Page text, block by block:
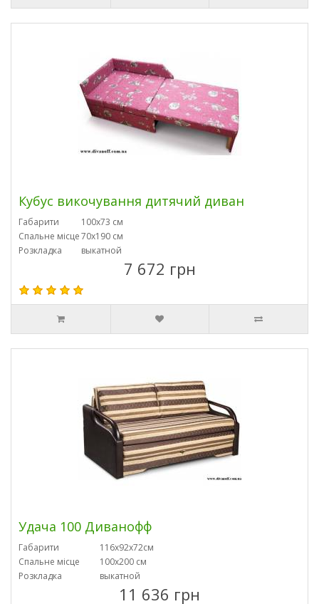
Кубус викочування дитячий диван
Габарити
100х73 см
Спальне місце70х190 см
Розкладка
выкатной
7 672 грн
Удача 100 Диванофф
Габарити
116х92х72см
Спальне місце
100х200 см
Розкладка
выкатной
11 636 грн